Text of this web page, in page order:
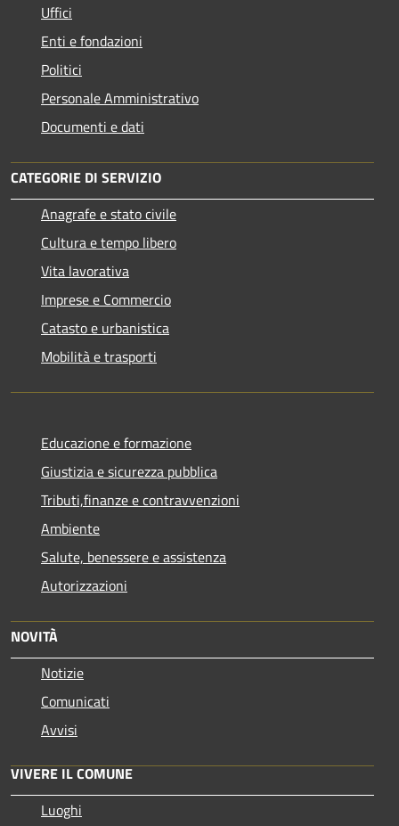
Uffici
Enti e fondazioni
Politici
Personale Amministrativo
Documenti e dati
CATEGORIE DI SERVIZIO
Anagrafe e stato civile
Cultura e tempo libero
Vita lavorativa
Imprese e Commercio
Catasto e urbanistica
Mobilità e trasporti
Educazione e formazione
Giustizia e sicurezza pubblica
Tributi,finanze e contravvenzioni
Ambiente
Salute, benessere e assistenza
Autorizzazioni
NOVITÀ
Notizie
Comunicati
Avvisi
VIVERE IL COMUNE
Luoghi